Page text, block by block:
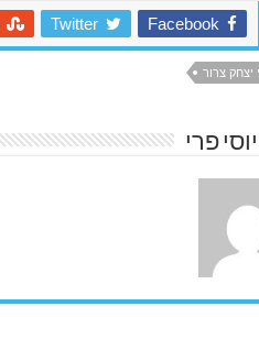
Facebook
Twitter
יצחק צרור
פרי